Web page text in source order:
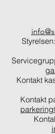
Styrelsen:
Kontakt
Kontakt